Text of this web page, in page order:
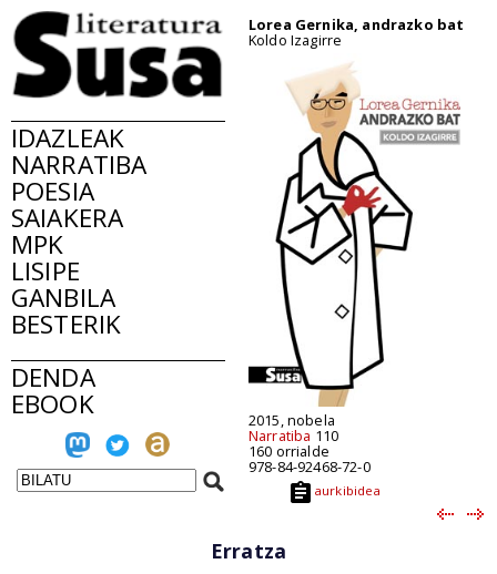
IDAZLEAK
NARRATIBA
POESIA
SAIAKERA
MPK
LISIPE
GANBILA
BESTERIK
DENDA
EBOOK
Lorea Gernika, andrazko bat
Koldo Izagirre
2015, nobela
Narratiba 110
160 orrialde
978-84-92468-72-0
aurkibidea
Erratza